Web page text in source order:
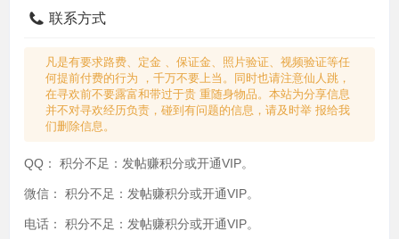
联系方式
凡是有要求路费、定金 、保证金、照片验证、视频验证等任
何提前付费的行为 ，千万不要上当。同时也请注意仙人跳，
在寻欢前不要露富和带过于贵 重随身物品。本站为分享信息
并不对寻欢经历负责，碰到有问题的信息，请及时举 报给我
们删除信息。
QQ： 积分不足：发帖赚积分或开通VIP。
微信： 积分不足：发帖赚积分或开通VIP。
电话： 积分不足：发帖赚积分或开通VIP。